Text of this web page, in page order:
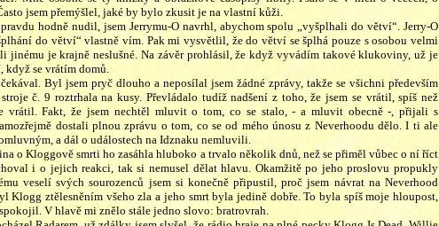
jsem přemýšlel, jaké by bylo zkusit je na vlastní kůži.
hodně nudil, jsem Jerrymu-O navrhl, abychom spolu „vyšplhali do větví“. Jerry-O
do větví“ vlastně vím. Pak mi vysvětlil, že do větví se šplhá pouze s osobou velmi
jinému je krajně neslušné. Na závěr prohlásil, že když vyvádím takové klukoviny, už je
když se vrátím domů.
Byl jsem pryč dlouho a neposílal jsem žádné zprávy, takže se všichni především
č. 9 roztrhala na kusy. Převládalo tudíž nadšení z toho, že jsem se vrátil, spíš než
vrátil. Fakt, že jsem nechtěl mluvit o tom, co se stalo, - a mluvit obecně -, přijali s
dostali plnou zprávu o tom, co se od mého únosu z Neverhoodu dělo. I ti ale
a dál o událostech na Idznaku nemluvili.
o Kloggově smrti ho zasáhla hluboko a trvalo několik dnů, než se přiměl vůbec o ní říct
i o jejich reakci, tak si nemusel dělat hlavu. Okamžitě po jeho proslovu propukly
veselí svých sourozenců jsem si konečně připustil, proč jsem návrat na Neverhood
Klogg ztělesněním všeho zla a jeho smrt byla jedině dobře. To byla spíš moje hloupost,
V hlavě mi znělo stále jedno slovo: bratrovrah.